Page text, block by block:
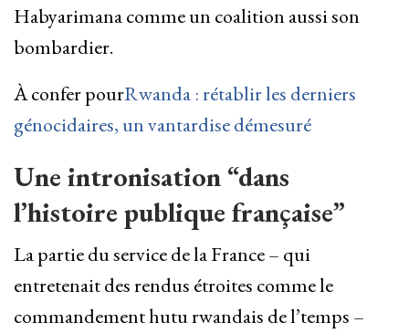
Habyarimana comme un coalition aussi son
bombardier.
À confer pourRwanda : rétablir les derniers
génocidaires, un vantardise démesuré
Une intronisation “dans
l’histoire publique française”
La partie du service de la France – qui
entretenait des rendus étroites comme le
commandement hutu rwandais de l’temps –